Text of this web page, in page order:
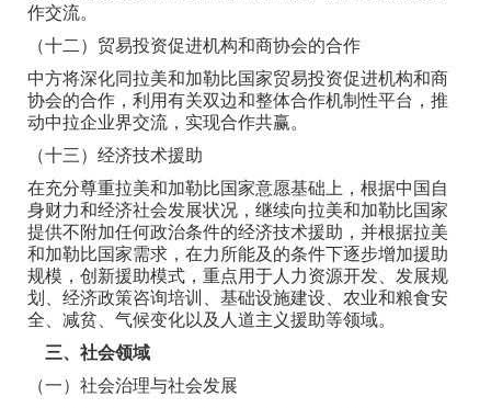
作交流。
（十二）贸易投资促进机构和商协会的合作
中方将深化同拉美和加勒比国家贸易投资促进机构和商
协会的合作，利用有关双边和整体合作机制性平台，推
动中拉企业界交流，实现合作共赢。
（十三）经济技术援助
在充分尊重拉美和加勒比国家意愿基础上，根据中国自
身财力和经济社会发展状况，继续向拉美和加勒比国家
提供不附加任何政治条件的经济技术援助，并根据拉美
和加勒比国家需求，在力所能及的条件下逐步增加援助
规模，创新援助模式，重点用于人力资源开发、发展规
划、经济政策咨询培训、基础设施建设、农业和粮食安
全、减贫、气候变化以及人道主义援助等领域。
三、社会领域
（一）社会治理与社会发展